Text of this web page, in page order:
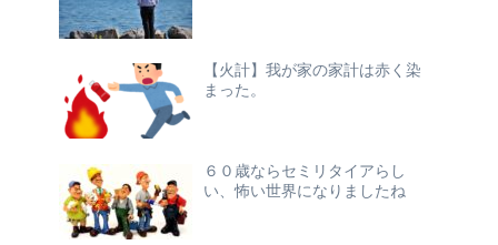
【火計】我が家の家計は赤く染
まった。
６０歳ならセミリタイアらし
い、怖い世界になりましたね